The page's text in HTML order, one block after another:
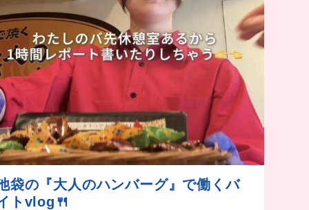
袋の『大人のハンバーグ』で働くバ
トvlog🍴